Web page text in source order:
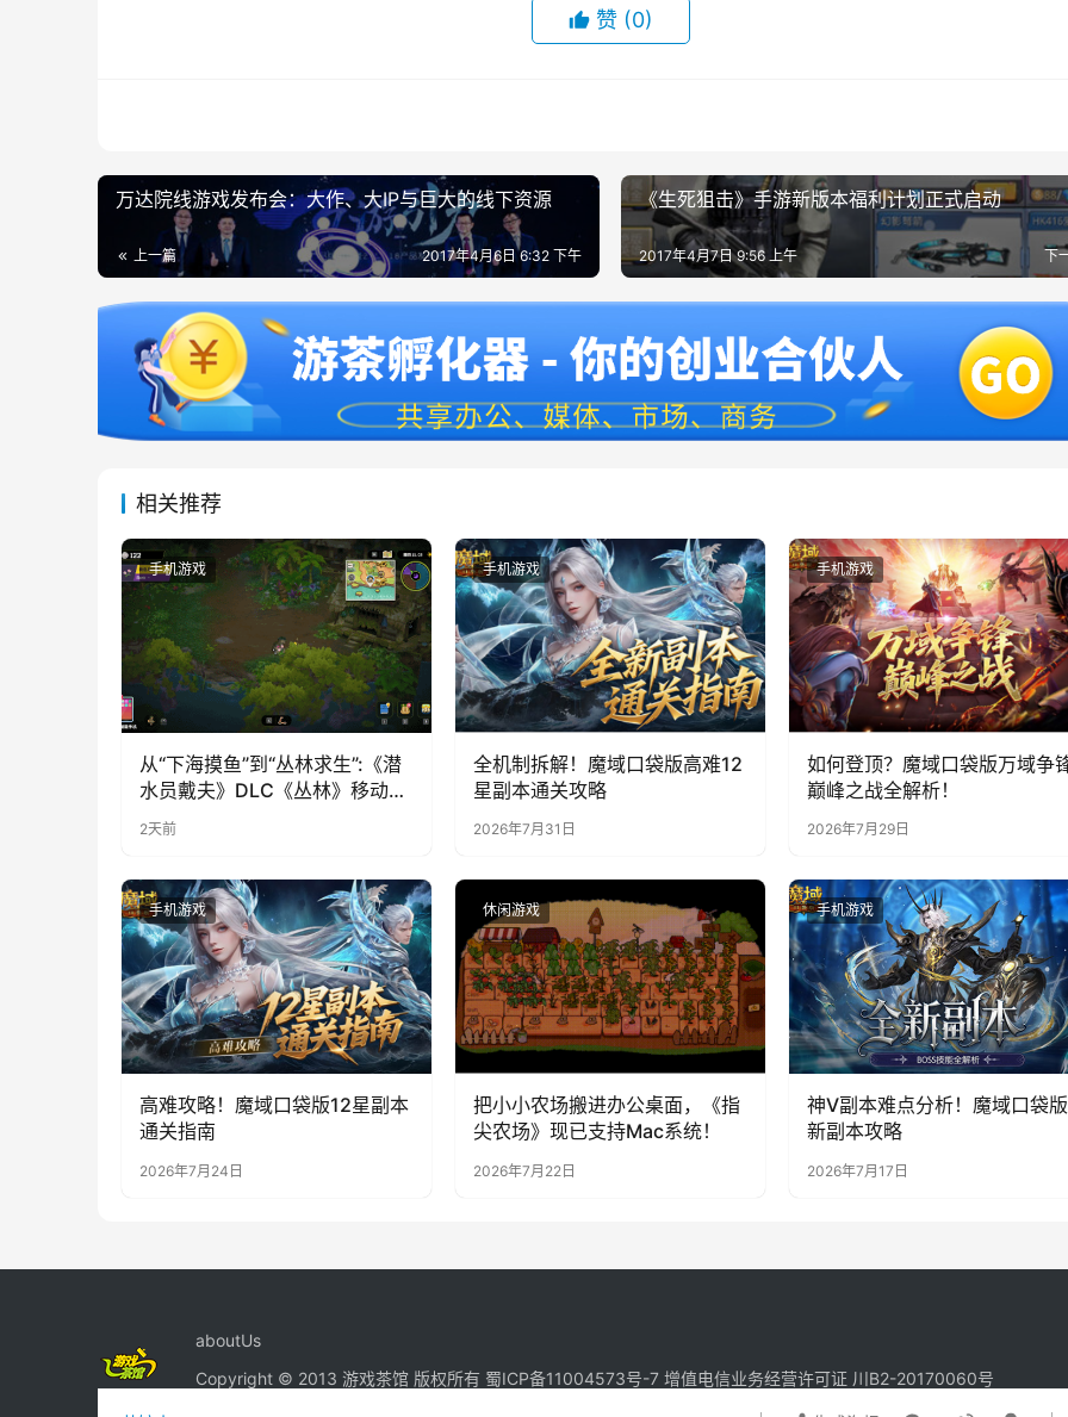
赞 (0)
万达院线游戏发布会：大作、大IP与巨大的线下资源
上一篇 2017年4月6日 6:32 下午
《生死狙击》手游新版本福利计划正式启动
下
2017年4月7日 9:56 上午
相关推荐
手机游戏
从“下海摸鱼”到“丛林求生”:《潜
水员戴夫》DLC《丛林》移动端
定档8月14日
2天前
手机游戏
全机制拆解！魔域口袋版高难12
星副本通关攻略
2026年7月31日
手机游戏
如何登顶？魔域口袋版万域争
巅峰之战全解析！
2026年7月29日
手机游戏
高难攻略！魔域口袋版12星副本
通关指南
2026年7月24日
休闲游戏
把小小农场搬进办公桌面，《指
尖农场》现已支持Mac系统！
2026年7月22日
手机游戏
神V副本难点分析！魔域口袋版
新副本攻略
2026年7月17日
aboutUs
Copyright © 2013 游戏茶馆 版权所有 蜀ICP备11004573号-7 增值电信业务经营许可证 川B2-20170060号